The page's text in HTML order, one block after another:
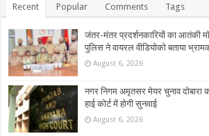
Recent Popular Comments Tags
जंतर-मंतर प्रदर्शनकारियों का आतंकी
पुलिस ने वायरल वीडियोको बताया
August 6, 2026
नगर निगम अमृतसर मेयर चुनाव
हाई कोर्ट में होगी सुनवाई
August 6, 2026